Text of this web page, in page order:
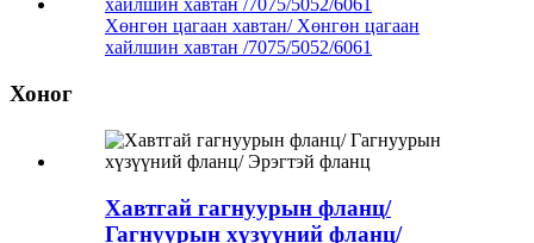
Хөнгөн цагаан хавтан/ Хөнгөн цагаан
хайлшин хавтан /7075/5052/6061
Хоног
Хавтгай гагнуурын фланц/
Гагнуурын хүзүүний фланц/